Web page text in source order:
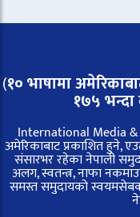
(१० भाषामा
१७५ भन्दा
International Media &
अमेरिकाबाट प्रकाशित हुने,
संसारभर रहेका नेपाली
अलग, स्वतन्त्र, नाफा
समस्त समुदायको स्वयमसेबक